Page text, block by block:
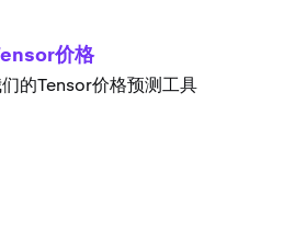
价格
的Tensor价格预测工具